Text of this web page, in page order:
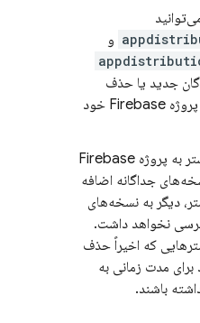
و
جدید یا حذف
آزمایش‌کنندگان موجود از پروژه Firebase خود
پس از اضافه شدن یک تستر به پروژه Firebase
جداگانه اضافه
دیگر به نسخه‌های
نخواهد داشت.
که اخیراً حذف
برای مدت زمانی به
باشند.